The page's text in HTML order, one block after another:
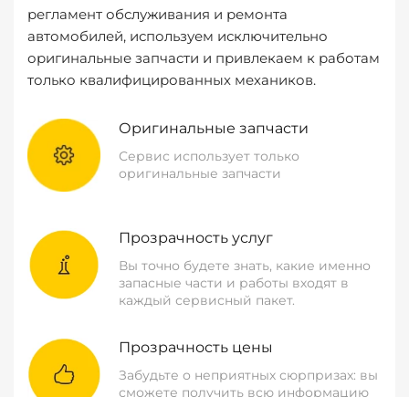
регламент обслуживания и ремонта
автомобилей, используем исключительно
оригинальные запчасти и привлекаем к работам
только квалифицированных механиков.
Оригинальные запчасти
Сервис использует только
оригинальные запчасти
Прозрачность услуг
Вы точно будете знать, какие именно
запасные части и работы входят в
каждый сервисный пакет.
Прозрачность цены
Забудьте о неприятных сюрпризах: вы
сможете получить всю информацию